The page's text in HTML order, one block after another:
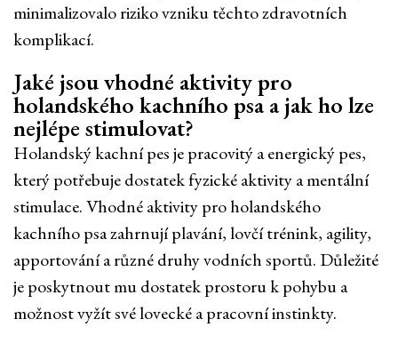
minimalizovalo riziko vzniku těchto zdravotních
komplikací.
Jaké jsou vhodné aktivity pro
holandského kachního psa a jak ho lze
nejlépe stimulovat?
Holandský kachní pes je pracovitý a energický pes,
který potřebuje dostatek fyzické aktivity a mentální
stimulace. Vhodné aktivity pro holandského
kachního psa zahrnují plavání, lovčí trénink, agility,
apportování a různé druhy vodních sportů. Důležité
je poskytnout mu dostatek prostoru k pohybu a
možnost vyžít své lovecké a pracovní instinkty.